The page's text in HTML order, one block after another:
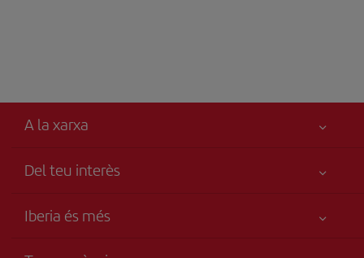
A la xarxa
Del teu interès
La teva seguretat és el més importat
Iberia és més